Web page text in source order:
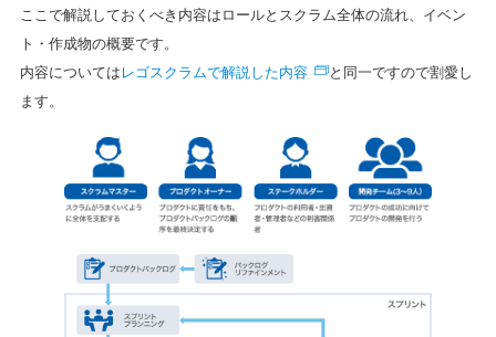
ここで解説しておくべき内容はロールとスクラム全体の流れ、イベン
ト・作成物の概要です。
内容については レゴスクラムで解説した内容
と同一ですので割愛し
ます。